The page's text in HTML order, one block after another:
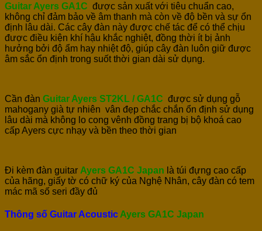
Guitar Ayers GA1C được sản xuất với tiêu chuẩn cao,
không chỉ đảm bảo về âm thanh mà còn về độ bền và sự ổn
định lâu dài. Các cây đàn này được chế tác để có thể chịu
được điều kiện khí hậu khắc nghiệt, đồng thời ít bị ảnh
hưởng bởi độ ẩm hay nhiệt độ, giúp cây đàn luôn giữ được
âm sắc ổn định trong suốt thời gian dài sử dụng.
Cần đàn Guitar Ayers ST2KL / GA1C được sử dụng gỗ
mahogany già tự nhiên vân đẹp chắc chắn ổn định sử dụng
lâu dài mà không lo cong vênh đồng trang bị bộ khoá cao
cấp Ayers cực nhạy và bền theo thời gian
Đi kèm đàn guitar Ayers GA1C Japan là túi đựng cao cấp
của hãng, giấy tờ có chữ ký của Nghệ Nhân, cây đàn có tem
mác mã số seri đầy đủ
Thông số Guitar Acoustic Ayers GA1C Japan